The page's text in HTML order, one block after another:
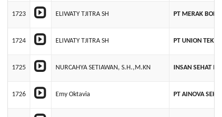
1723 ELIWATY TJITRA SH PT MERAK
1724 ELIWATY TJITRA SH PT UNION
1725 NURCAHYA SETIAWAN, S.H.,M.KN INSAN SEHAT
1726 Emy Oktavia PT AINOVA